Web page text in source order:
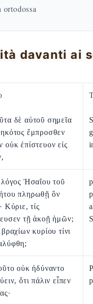
davanti ai
δὲ αὐτοῦ σημεῖα
ἔμπροσθεν
οὐκ ἐπίστευον εἰς
λόγος Ἠσαΐου τοῦ
πληρωθῇ ὃν
Κύριε, τίς
τῇ ἀκοῇ ἡμῶν;
κυρίου τίνι
οὐκ ἠδύναντο
ὅτι πάλιν εἶπεν